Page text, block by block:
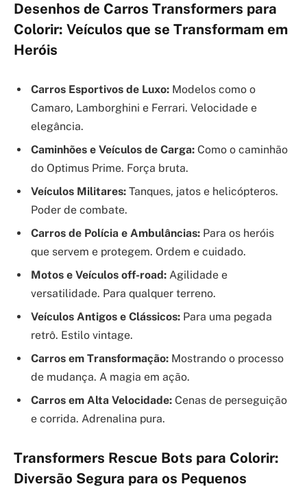
Desenhos de Carros Transformers para
Colorir: Veículos que se Transformam em
Heróis
Carros Esportivos de Luxo: Modelos como o
Camaro, Lamborghini e Ferrari. Velocidade e
elegância.
Caminhões e Veículos de Carga: Como o caminhão
do Optimus Prime. Força bruta.
Veículos Militares: Tanques, jatos e helicópteros.
Poder de combate.
Carros de Polícia e Ambulâncias: Para os heróis
que servem e protegem. Ordem e cuidado.
Motos e Veículos off-road: Agilidade e
versatilidade. Para qualquer terreno.
Veículos Antigos e Clássicos: Para uma pegada
retrô. Estilo vintage.
Carros em Transformação: Mostrando o processo
de mudança. A magia em ação.
Carros em Alta Velocidade: Cenas de perseguição
e corrida. Adrenalina pura.
Transformers Rescue Bots para Colorir:
Diversão Segura para os Pequenos